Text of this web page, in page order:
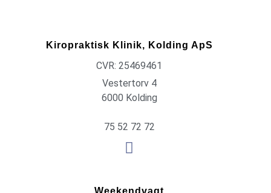
Kiropraktisk Klinik, Kolding ApS
CVR: 25469461
Vestertorv 4
6000 Kolding
75 52 72 72
Weekendvagt